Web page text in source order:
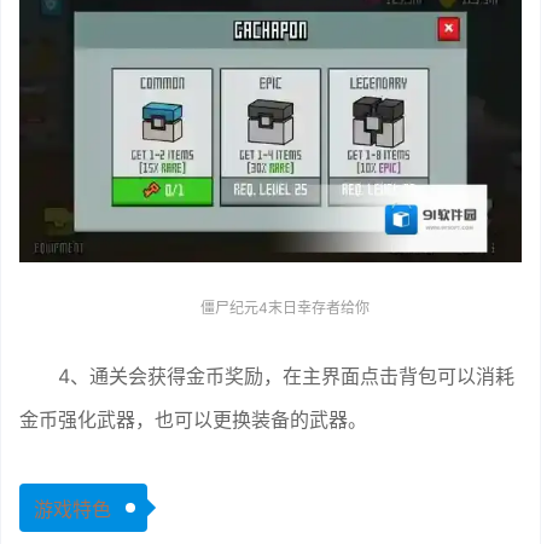
僵尸纪元4末日幸存者给你
4、通关会获得金币奖励，在主界面点击背包可以消耗
金币强化武器，也可以更换装备的武器。
游戏特色